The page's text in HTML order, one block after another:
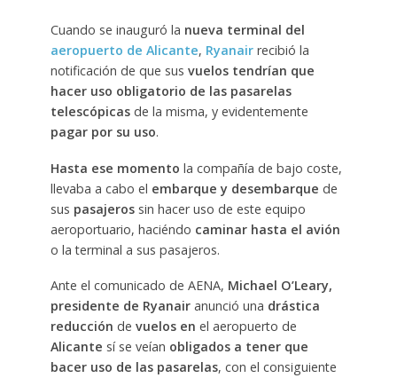
Cuando se inauguró la nueva terminal del
aeropuerto de Alicante, Ryanairrecibió la
notificación de que sus vuelos tendrían que
hacer uso obligatorio de las pasarelas
telescópicasde la misma, y evidentemente
pagar por su uso.
Hasta ese momento la compañía de bajo coste,
llevaba a cabo el embarque y desembarque de
sus pasajerossin hacer uso de este equipo
aeroportuario, haciéndo caminar hasta el avión
o la terminal a sus pasajeros.
Ante el comunicado de AENA, Michael O’Leary,
presidente de Ryanairanunció una drástica
reducción de vuelos en el aeropuerto de
Alicante sí se veían obligados a tener que
bacer uso de las pasarelas, con el consiguiente